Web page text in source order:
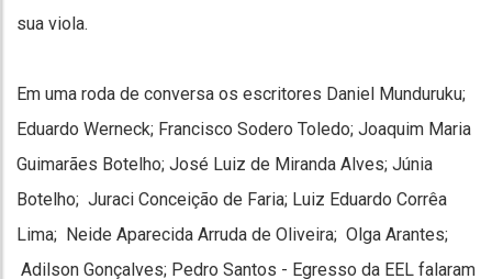
sua viola.
Em uma roda de conversa os escritores Daniel Munduruku;
Eduardo Werneck; Francisco Sodero Toledo; Joaquim Maria
Guimarães Botelho; José Luiz de Miranda Alves; Júnia
Botelho; Juraci Conceição de Faria; Luiz Eduardo Corrêa
Lima; Neide Aparecida Arruda de Oliveira; Olga Arantes;
Adilson Gonçalves; Pedro Santos - Egresso da EEL falaram